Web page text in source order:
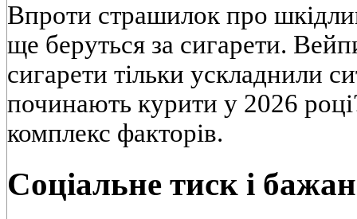
Впроти страшилок про
ще беруться за сигарети.
сигарети тільки ускладнили
починають курити у 2026
комплекс факторів.
Соціальне тиск і